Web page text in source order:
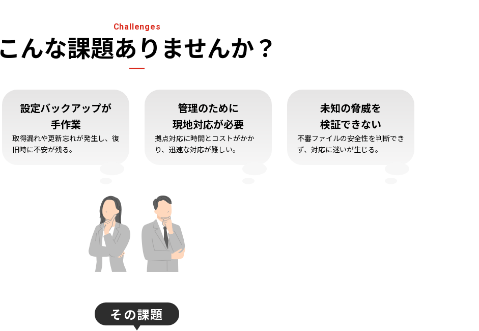
Challenges
こんな課題ありませんか？
設定バックアップが
手作業
取得漏れや更新忘れが発生し、復
旧時に不安が残る。
管理のために
現地対応が必要
拠点対応に時間とコストがかか
り、迅速な対応が難しい。
未知の脅威を
検証できない
不審ファイルの安全性を判断でき
ず、対応に迷いが生じる。
その課題